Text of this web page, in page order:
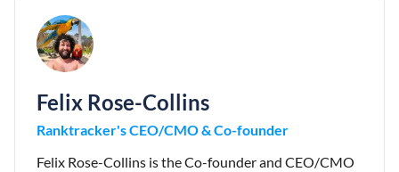
Felix Rose-Collins
Ranktracker's CEO/CMO & Co-founder
Felix Rose-Collins is the Co-founder and CEO/CMO